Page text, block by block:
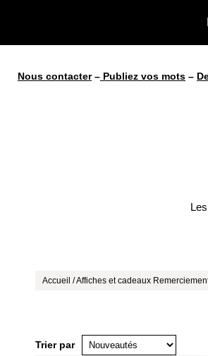
Nous contacter– Publiez vos mots –
Accueil /Affiches et cadeaux
Trier par